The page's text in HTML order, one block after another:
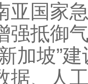
国家急
强抵御
加坡”
据、人